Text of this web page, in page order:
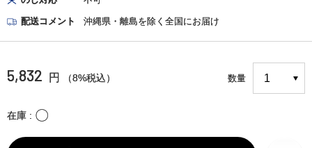
配送コメント 沖縄県・離島を除く全国にお届け
5,832 円 （8%税込） 数量
在庫 〇